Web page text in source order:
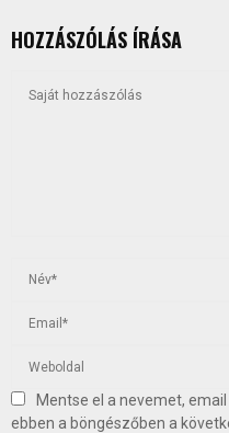
HOZZÁSZÓLÁS ÍRÁSA
Mentse el a nevemet,
ebben a böngészőben a